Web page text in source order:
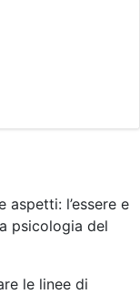
aspetti: l’essere e
psicologia del
le linee di